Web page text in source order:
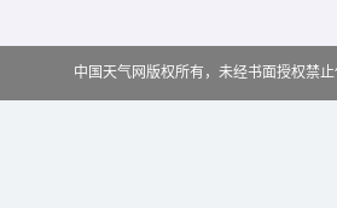
中国天气网版权所有，未经书面授权